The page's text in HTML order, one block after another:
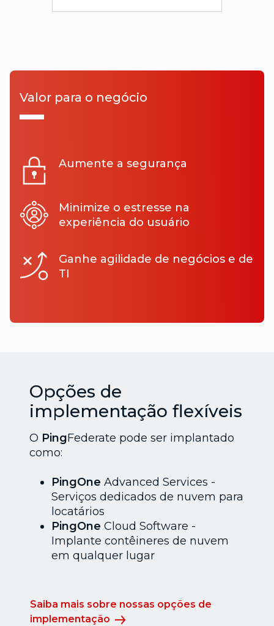
Valor para o negócio
Aumente a segurança
Minimize o estresse na
experiência do usuário
Ganhe agilidade de negócios e de
TI
Opções de
implementação flexíveis
O PingFederate pode ser implantado
como:
PingOne Advanced Services -
Serviços dedicados de nuvem para
locatários
PingOne Cloud Software -
Implante contêineres de nuvem
em qualquer lugar
Saiba mais sobre nossas opções de
implementação